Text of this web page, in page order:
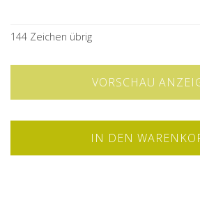
144 Zeichen übrig
VORSCHAU
IN DEN